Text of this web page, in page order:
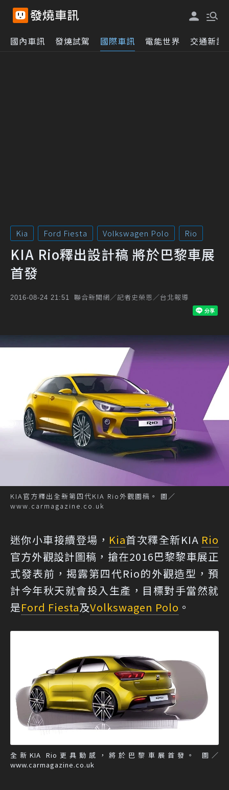
國內車訊 發燒試駕 國際車訊 電能世界 交通新訊
Kia Ford Fiesta Volkswagen Polo Rio
KIA Rio釋出設計稿 將於巴黎車展
首發
2016-08-24 21:51 聯合新聞網／記者史榮恩／台北報導
KIA官方釋出全新第四代KIA Rio外觀圖稿。 圖／
www.carmagazine.co.uk
迷你小車接續登場， Kia首次釋全新KIA Rio
官方外觀設計圖稿，搶在2016巴黎黎車展正
式發表前，揭露第四代Rio的外觀造型，預
計今年秋天就會投入生產，目標對手當然就
是Ford Fiesta及Volkswagen Polo 。
全新KIA Rio更具動感，將於巴黎車展首發。 圖／
www.carmagazine.co.uk